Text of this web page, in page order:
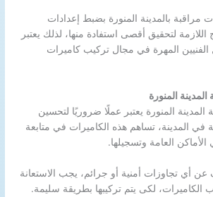
بالمدينة المنورة بضبط إعدادات
اللازمة لتحقيق أقصى استفادة منها، لذلك يعتبر
المهرة في مجال تركيب كاميرات
المنورة
المنورة يعتبر عملًا ضروريًا لتحسين
في المدينة، تساهم هذه الكاميرات في متابعة
العامة وتسجيلها.
أي تجاوزات أمنية أو جرائم، يجب الاستعانة
لكى يتم تركيبها بطريقة سليمة.